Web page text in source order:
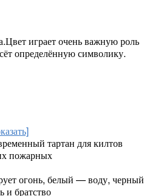
играет очень важную роль
определённую символику.
тартан для килтов
пожарных
огонь, белый — воду, черный
и братство